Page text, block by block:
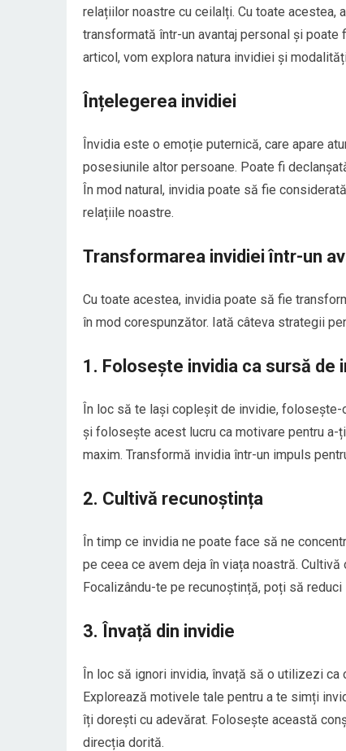
relațiilor noastre cu ceilalți. Cu toate acestea,
transformată într-un avantaj personal și
articol, vom explora natura invidiei și
Înțelegerea invidiei
Învidia este o emoție puternică, care apare
posesiunile altor persoane. Poate fi
În mod natural, invidia poate să fie
relațiile noastre.
Transformarea invidiei într-un
Cu toate acestea, invidia poate să fie
în mod corespunzător. Iată câteva strategii
1. Folosește invidia ca sursă de
În loc să te lași copleșit de invidie,
și folosește acest lucru ca motivare pentru
maxim. Transformă invidia într-un impuls
2. Cultivă recunoștința
În timp ce invidia ne poate face să ne
pe ceea ce avem deja în viața noastră.
Focalizându-te pe recunoștință, poți să
3. Învață din invidie
În loc să ignori invidia, învață să o utilizezi
Explorează motivele tale pentru a te simți
îți dorești cu adevărat. Folosește această
direcția dorită.